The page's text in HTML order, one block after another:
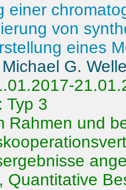
einer
von
eines
G.
Typ 3
Rahmen und
Quantitative